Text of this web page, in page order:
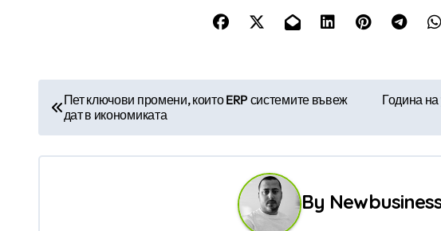
а
в
Пет ключови промени, които ERP системите въвеж
дат в икономиката
Година
By